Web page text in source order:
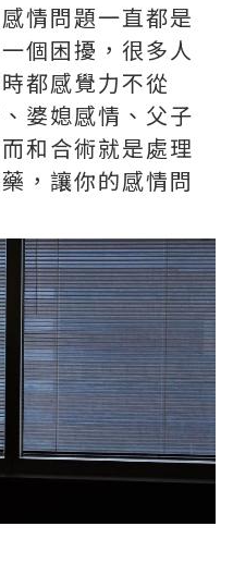
情問題一直都是
個困擾，很多人
都感覺力不從
婆媳感情、父子
和合術就是處理
，讓你的感情問